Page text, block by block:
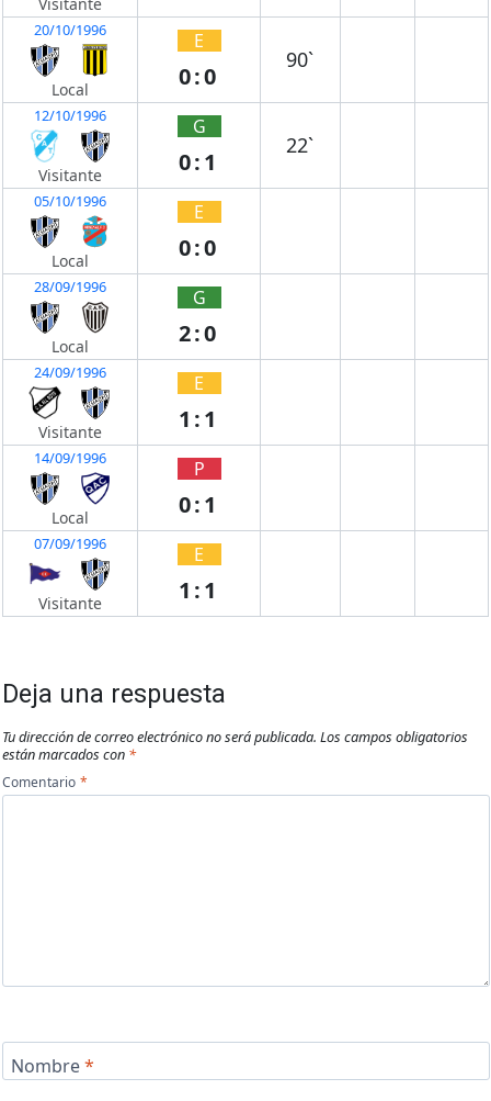
20/10/1996
Local
E
0:0
90`
12/10/1996
Visitante
G
0:1
22`
05/10/1996
Local
E
0:0
28/09/1996
Local
G
2:0
24/09/1996
Visitante
E
1:1
14/09/1996
Local
P
0:1
07/09/1996
Visitante
E
1:1
Deja una respuesta
Tu dirección de correo electrónico no será publicada. Los campos obligatorios
están marcados con *
Comentario *
Nombre*